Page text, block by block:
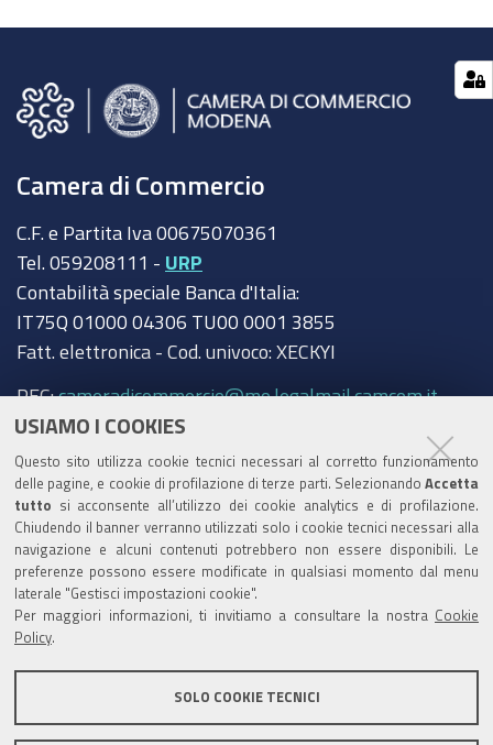
USIAMO I COOKIES
Questo sito utilizza cookie tecnici necessari al corretto funzionamento
delle pagine, e cookie di profilazione di terze parti. Selezionando Accetta
tutto si acconsente all’utilizzo dei cookie analytics e di profilazione.
Chiudendo il banner verranno utilizzati solo i cookie tecnici necessari alla
navigazione e alcuni contenuti potrebbero non essere disponibili. Le
preferenze possono essere modificate in qualsiasi momento dal menu
laterale "Gestisci impostazioni cookie".
Per maggiori informazioni, ti invitiamo a consultare la nostra Cookie
Policy
SOLO COOKIE TECNICI
Camera di Commercio
C.F. e Partita Iva 00675070361
Tel. 059208111 - URP
Contabilità speciale Banca d'Italia:
IT75Q 01000 04306 TU00 0001 3855
Fatt. elettronica - Cod. univoco: XECKYI
PEC:cameradicommercio@mo.legalmail.camcom.it
Trasparenza
Amministrazione trasparente
Albo Camerale
Pubblicità Legale
Area riservata Amministratori